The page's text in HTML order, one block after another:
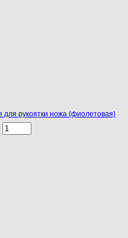
для рукоятки ножа (фиолетовая)